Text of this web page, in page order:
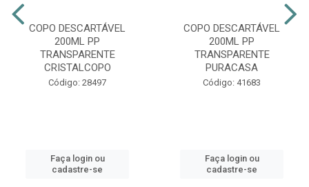
COPO DESCARTÁVEL
200ML PP
TRANSPARENTE
CRISTALCOPO
Código: 28497
Faça login ou
cadastre-se
COPO DESCARTÁVEL
200ML PP
TRANSPARENTE
PURACASA
Código: 41683
Faça login ou
cadastre-se